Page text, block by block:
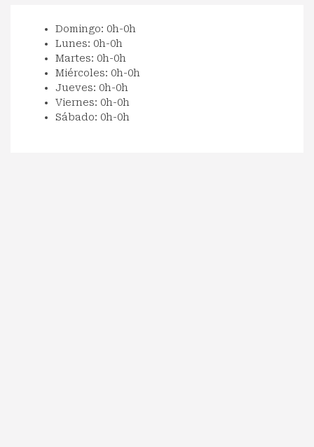
Domingo: 0h-0h
Lunes: 0h-0h
Martes: 0h-0h
Miércoles: 0h-0h
Jueves: 0h-0h
Viernes: 0h-0h
Sábado: 0h-0h